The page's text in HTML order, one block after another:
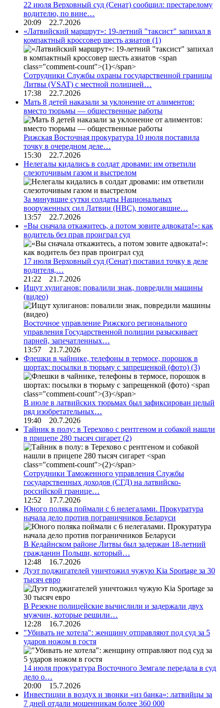
22 июля Верховный суд (Сенат) сообщил: престарелому
водителю, по вине…
20:09 22.7.2026
«Латвийский маршрут»: 19-летний "таксист" запихал в
компактный кроссовер шесть азиатов (1)
Сотрудники Службы охраны государственной границы
Литвы (VSAT) с местной полицией…
17:38 22.7.2026
Мать 8 детей наказали за уклонение от алиментов:
вместо тюрьмы — общественные работы
Рижская Восточная прокуратура 10 июля поставила
точку в очередном деле…
15:30 22.7.2026
Нелегалы кидались в солдат дровами: им ответили
слезоточивым газом и выстрелом
За минувшие сутки солдаты Национальных
вооруженных сил Латвии (НВС), помогавшие…
13:57 22.7.2026
«Вы сначала откажитесь, а потом зовите адвоката!»: как
водитель без прав проиграл суд
17 июля Верховный суд (Сенат) поставил точку в деле
водителя,…
21:22 21.7.2026
Ищут хулиганов: повалили знак, повредили машины
(видео)
Восточное управление Рижского регионального
управления Государственной полиции разыскивает
парней, запечатленных…
13:57 21.7.2026
Флешки в чайнике, телефоны в термосе, порошок в
шортах: посылки в тюрьму с запрещенкой (фото) (3)
В июле в латвийских тюрьмах был зафиксирован целый
ряд изобретательных…
19:40 20.7.2026
Тайник в полу: в Терехово с рентгеном и собакой нашли
в прицепе 280 тысяч сигарет (2)
Сотрудники Таможенного управления Службы
государственных доходов (СГД) на латвийско-
российской границе…
12:52 17.7.2026
Юного поляка поймали с 6 нелегалами. Прокуратура
начала дело против пограничников Беларуси
В Кедайнском районе Литвы был задержан 18-летний
гражданин Польши, который…
12:48 16.7.2026
Дуэт поджигателей уничтожил чужую Kia Sportage за 30
тысяч евро
В Резекне полицейские вычислили и задержали двух
мужчин, которые решили…
12:28 16.7.2026
"Убивать не хотела": женщину отправляют под суд за 5
ударов ножом в гостя
14 июля прокуратура Восточного Земгале передала в суд
дело о…
20:00 15.7.2026
Инвестиции в воздух и звонки «из банка»: латвийцы за
7 дней отдали мошенникам более 360 000